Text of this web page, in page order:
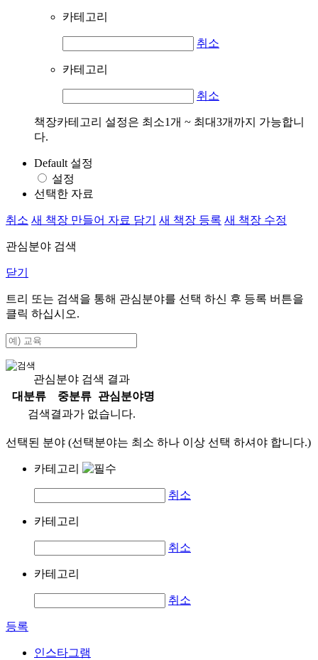
카테고리
취소
카테고리
취소
책장카테고리 설정은 최소1개 ~ 최대3개까지 가능합니
다.
Default 설정
설정
선택한 자료
취소 새 책장 만들어 자료 담기 새 책장 등록 새 책장 수정
관심분야 검색
닫기
트리 또는 검색을 통해 관심분야를 선택 하신 후 등록 버튼을
클릭 하십시오.
관심분야 검색 결과
대분류
중분류
관심분야명
검색결과가 없습니다.
선택된 분야 (선택분야는 최소 하나 이상 선택 하셔야 합니다.)
카테고리
취소
카테고리
취소
카테고리
취소
등록
인스타그램